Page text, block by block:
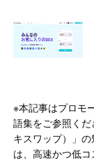
※本記事はプロモ
語集をご参照く
キスワップ）」
は、高速かつ低